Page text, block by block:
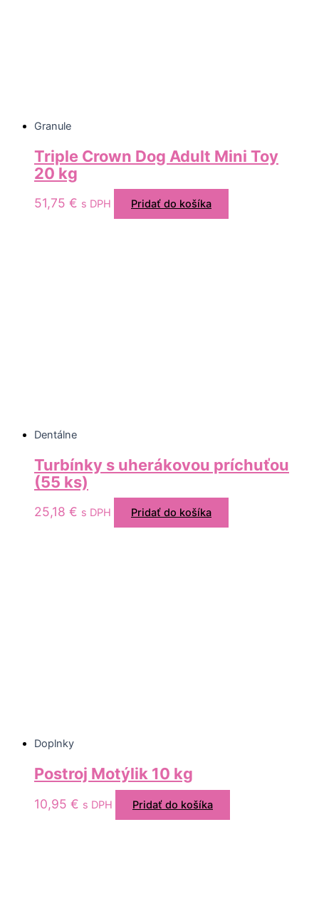
Granule
Triple Crown Dog Adult Mini Toy
20 kg
51,75 € s DPH Pridať do košíka
Dentálne
Turbínky s uherákovou príchuťou
(55 ks)
25,18 € s DPH Pridať do košíka
Doplnky
Postroj Motýlik 10 kg
10,95 € s DPH Pridať do košíka